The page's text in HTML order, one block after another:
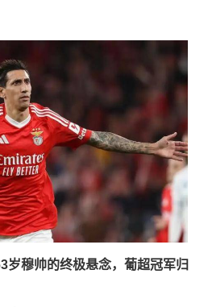
岁穆帅的终极悬念，葡超冠军归